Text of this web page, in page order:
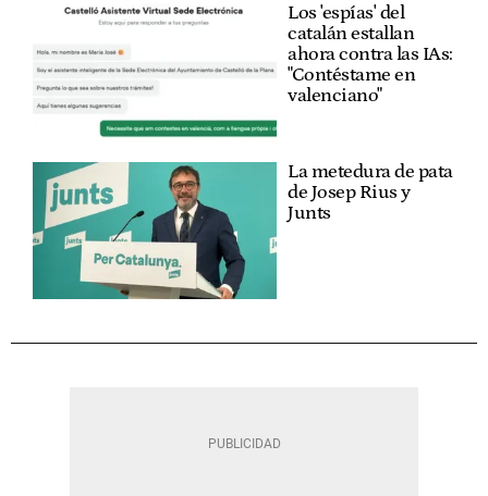
Los 'espías' del
catalán estallan
ahora contra las IAs:
"Contéstame en
valenciano"
La metedura de pata
de Josep Rius y
Junts